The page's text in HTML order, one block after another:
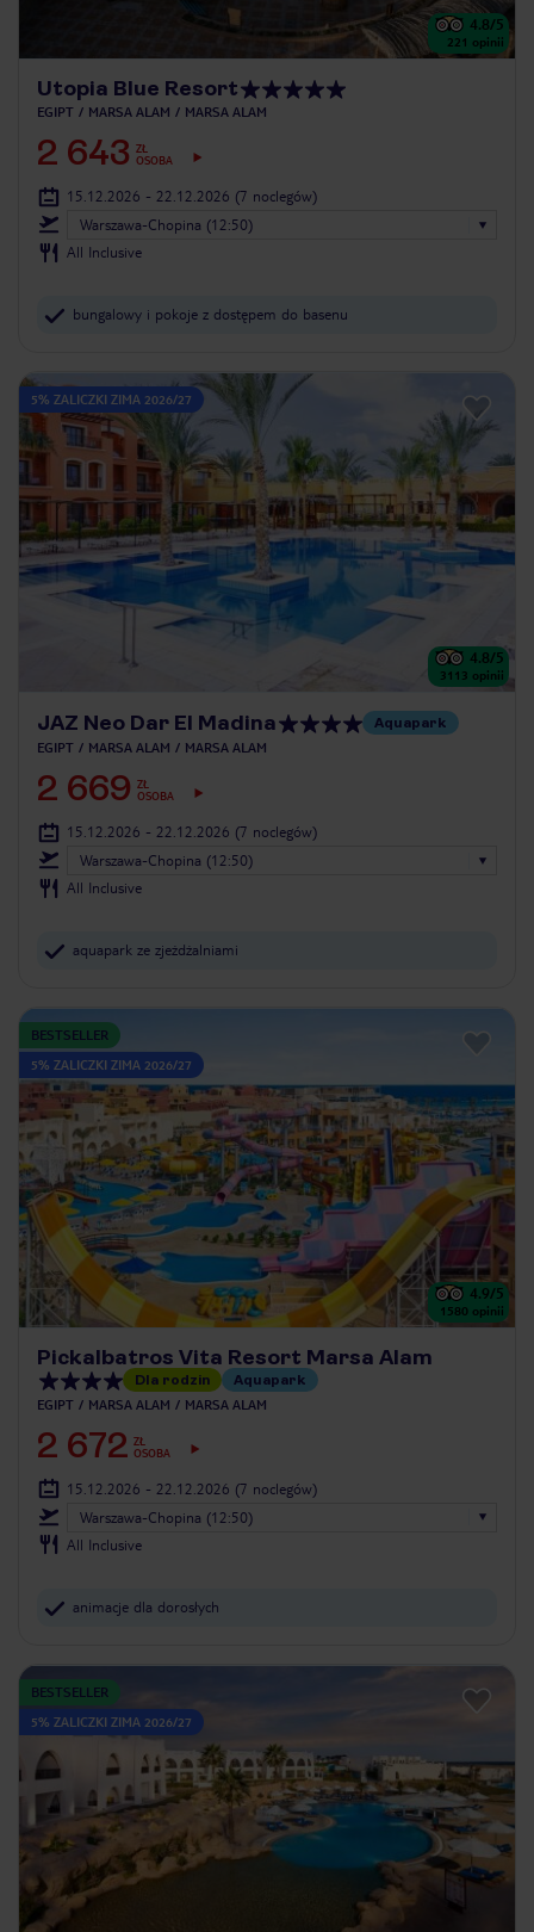
4.8/5
221 opinii
Utopia Blue Resort
EGIPT MARSA ALAM MARSA ALAM
2 643 ZŁ
OSOBA
15.12.2026 - 22.12.2026 (7 noclegów)
Warszawa-Chopina (12:50)
All Inclusive
bungalowy i pokoje z dostępem do basenu
5% ZALICZKI ZIMA 2026/27
4.8/5
3113 opinii
JAZ Neo Dar El Madina Aquapark
EGIPT MARSA ALAM MARSA ALAM
2 669 ZŁ
OSOBA
15.12.2026 - 22.12.2026 (7 noclegów)
Warszawa-Chopina (12:50)
All Inclusive
aquapark ze zjeżdżalniami
BESTSELLER
5% ZALICZKI ZIMA 2026/27
4.9/5
1580 opinii
Pickalbatros Vita Resort Marsa Alam
Dla rodzin Aquapark
EGIPT MARSA ALAM MARSA ALAM
2 672 ZŁ
OSOBA
15.12.2026 - 22.12.2026 (7 noclegów)
Warszawa-Chopina (12:50)
All Inclusive
animacje dla dorosłych
BESTSELLER
5% ZALICZKI ZIMA 2026/27